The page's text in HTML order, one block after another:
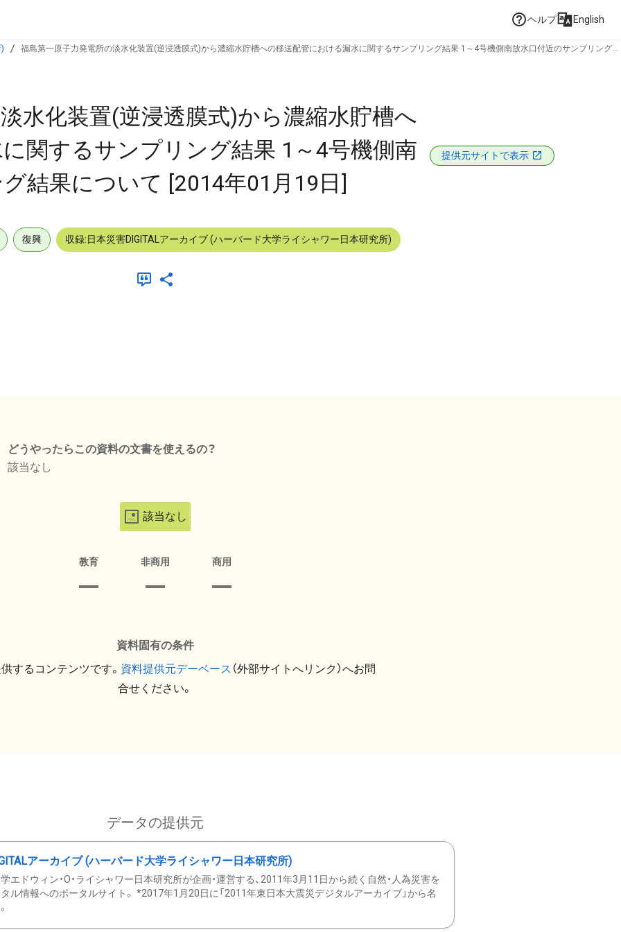
ヘルプ English
福島第一原子力発電所の淡水化装置(逆浸透膜式)から濃縮水貯槽への移送配管における漏水に関するサンプリング結果 1～4号機側南放水口付近のサンプリング結
水化装置(逆浸透膜式)から濃縮水貯槽へ
関するサンプリング結果 1～4号機側南
結果について [2014年01月19日]
提供元サイトで表示
復興 収録:日本災害DIGITALアーカイブ (ハーバード大学ライシャワー日本研究所)
どうやったらこの資料の文書を使えるの？
該当なし
該当なし
教育 非商用 商用
資料固有の条件
するコンテンツです。 資料提供元デーベース （外部サイトへリンク）へお問
合せください。
データの提供元
アーカイブ (ハーバード大学ライシャワー日本研究所)
エドウィン・O・ライシャワー日本研究所が企画・運営する、2011年3月11日から続く自然・人為災害を
ル情報へのポータルサイト。 *2017年1月20日に「2011年東日本大震災デジタルアーカイブ」から名